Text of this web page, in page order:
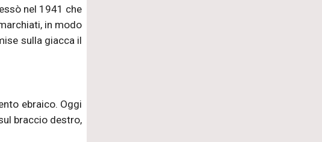
nel 1941 che
in modo
sulla giacca il
ebraico. Oggi
braccio destro,